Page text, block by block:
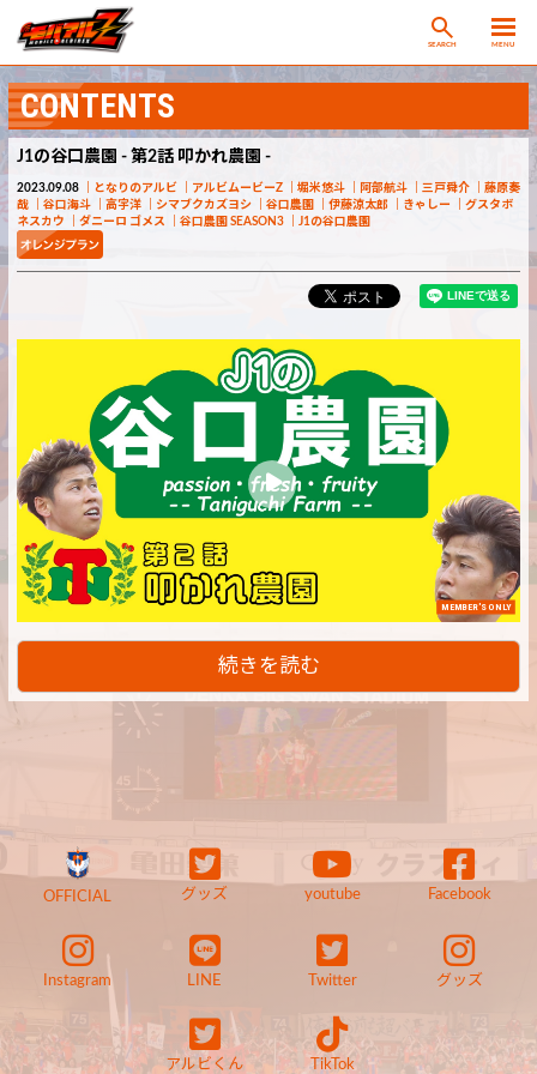
SEARCH MENU
CONTENTS
J1の谷口農園 - 第2話 叩かれ農園 -
2023.09.08 となりのアルビ アルビムービーZ 堀米悠斗 阿部航斗 三戸舜介
藤原奏
哉
谷口海斗 高宇洋 シマブクカズヨシ 谷口農園 伊藤涼太郎 きゃしー
グスタボ
ネスカウ
ダニーロ ゴメス 谷口農園 SEASON3 J1の谷口農園
MEMBER'S ONLY
続きを読む
OFFICIAL グッズ youtube Facebook
Instagram LINE Twitter グッズ
アルビくん TikTok